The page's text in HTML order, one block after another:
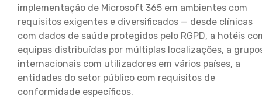
implementação de Microsoft 365 em ambientes com
requisitos exigentes e diversificados — desde clínicas
com dados de saúde protegidos pelo RGPD, a hotéis
equipas distribuídas por múltiplas localizações, a
internacionais com utilizadores em vários países, a
entidades do setor público com requisitos de
conformidade específicos.